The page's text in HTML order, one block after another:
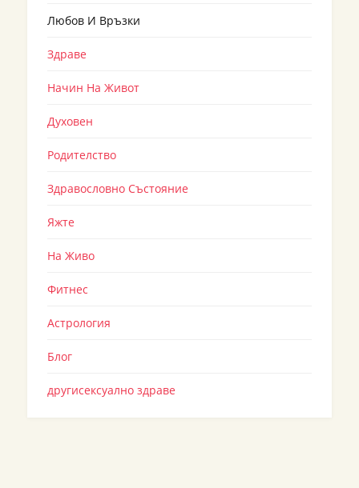
Любов И Връзки
Здраве
Начин На Живот
Духовен
Родителство
Здравословно Състояние
Яжте
На Живо
Фитнес
Астрология
Блог
другисексуално здраве